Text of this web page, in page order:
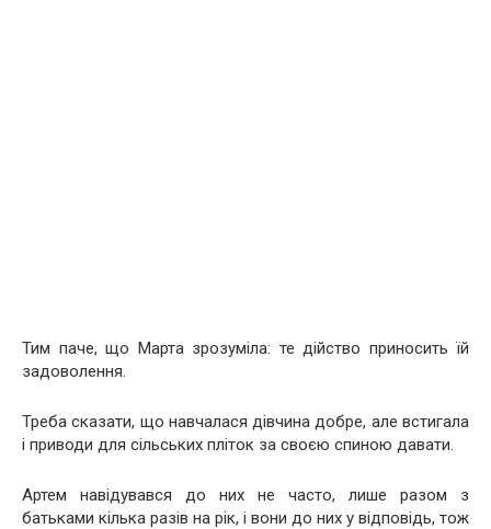
Тим паче, що Марта зрозуміла: те дійство приносить їй
задоволення.
Треба сказати, що навчалася дівчина добре, але встигала
і приводи для сільських пліток за своєю спиною давати.
Артем навідувався до них не часто, лише разом з
батьками кілька разів на рік, і вони до них у відповідь, тож